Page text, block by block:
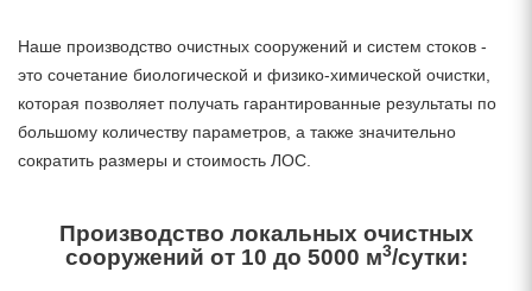
Наше производство очистных сооружений и систем стоков -
это сочетание биологической и физико-химической очистки,
которая позволяет получать гарантированные результаты по
большому количеству параметров, а также значительно
сократить размеры и стоимость ЛОС.
Производство локальных очистных
сооружений от 10 до 5000 м3/сутки: